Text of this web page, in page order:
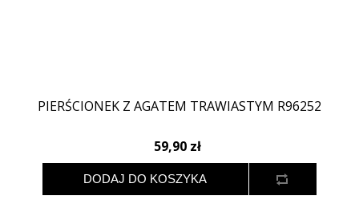
PIERŚCIONEK Z AGATEM TRAWIASTYM R96252
59,90 zł